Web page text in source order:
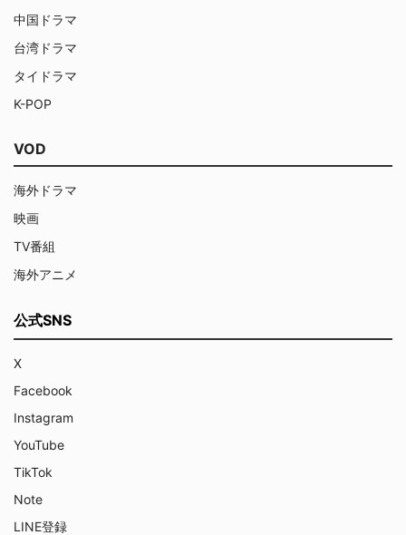
中国ドラマ
台湾ドラマ
タイドラマ
K-POP
VOD
海外ドラマ
映画
TV番組
海外アニメ
公式SNS
X
Facebook
Instagram
YouTube
TikTok
Note
LINE登録